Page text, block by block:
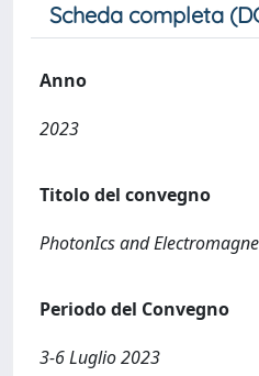
Scheda completa
Anno
2023
Titolo del convegno
PhotonIcs and
Periodo del Convegno
3-6 Luglio 2023